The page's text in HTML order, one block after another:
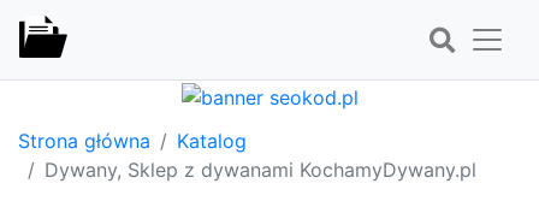
Strona główna
Katalog
Dywany, Sklep z dywanami KochamyDywany.pl